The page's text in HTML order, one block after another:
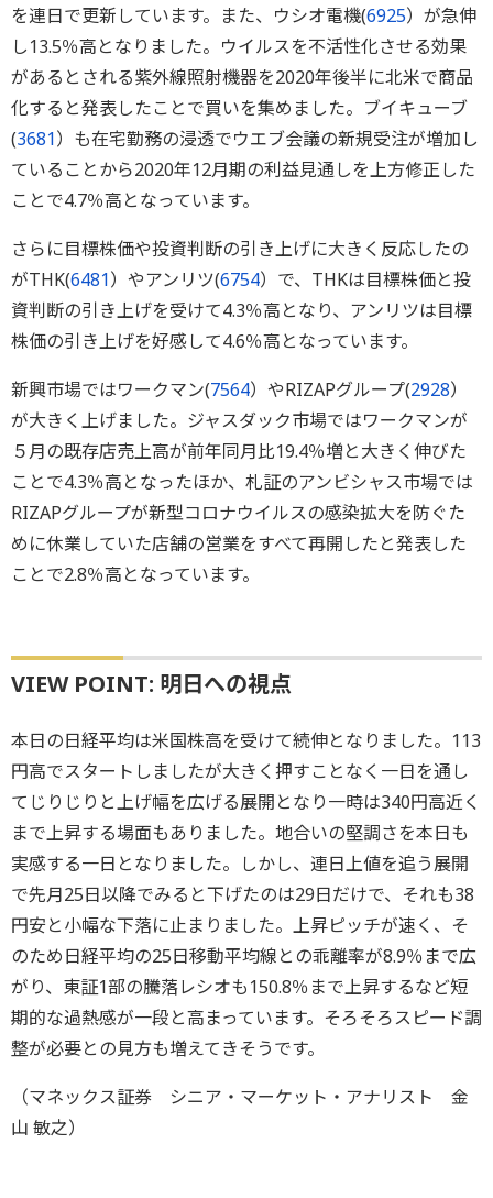
を連日で更新しています。また、ウシオ電機(6925）が急伸
し13.5％高となりました。ウイルスを不活性化させる効果
があるとされる紫外線照射機器を2020年後半に北米で商品
化すると発表したことで買いを集めました。ブイキューブ
(3681）も在宅勤務の浸透でウエブ会議の新規受注が増加し
ていることから2020年12月期の利益見通しを上方修正した
ことで4.7％高となっています。
さらに目標株価や投資判断の引き上げに大きく反応したの
がTHK(6481）やアンリツ(6754）で、THKは目標株価と投
資判断の引き上げを受けて4.3％高となり、アンリツは目標
株価の引き上げを好感して4.6％高となっています。
新興市場ではワークマン(7564）やRIZAPグループ(2928）
が大きく上げました。ジャスダック市場ではワークマンが
５月の既存店売上高が前年同月比19.4％増と大きく伸びた
ことで4.3％高となったほか、札証のアンビシャス市場では
RIZAPグループが新型コロナウイルスの感染拡大を防ぐた
めに休業していた店舗の営業をすべて再開したと発表した
ことで2.8％高となっています。
VIEW POINT: 明日への視点
本日の日経平均は米国株高を受けて続伸となりました。113
円高でスタートしましたが大きく押すことなく一日を通し
てじりじりと上げ幅を広げる展開となり一時は340円高近く
まで上昇する場面もありました。地合いの堅調さを本日も
実感する一日となりました。しかし、連日上値を追う展開
で先月25日以降でみると下げたのは29日だけで、それも38
円安と小幅な下落に止まりました。上昇ピッチが速く、そ
のため日経平均の25日移動平均線との乖離率が8.9％まで広
がり、東証1部の騰落レシオも150.8％まで上昇するなど短
期的な過熱感が一段と高まっています。そろそろスピード調
整が必要との見方も増えてきそうです。
（マネックス証券 シニア・マーケット・アナリスト 金
山 敏之）